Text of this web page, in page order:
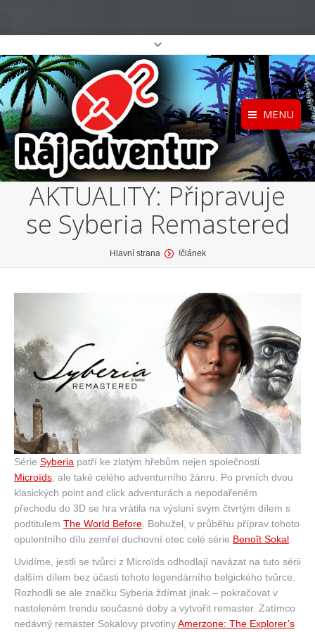
MENU
Registrace
Přihlášení
Profil
top
Home
O projektu
Katalog her
AKTUALITY: Připravuje
se Syberia Remastered
Hlavní strana !článek
Série Syberia patří ke zlatým hřebům nejen společnosti
Microïds, ale také celého adventurního žánru. Po prvních dvou
klasických point and click adventurách a nepodařeném
přechodu do 3D se hra vrátila na výsluní svým čtvrtým dílem s
podtitulem The World Before. Bohužel, v průběhu příprav tohoto
opulentního dílu zemřel duchovní otec celé série Benoît Sokal.
Uvidíme, jestli se tvůrci z Microïds odhodlají navázat na tuto sérii
dalším dílem bez účasti tohoto legendárního belgického tvůrce.
Rozhodli se ale značku Syberia ždímat jinak – pokračovat v
nastoleném trendu současné doby a vytvořit remaster. Zatímco
nedávný remaster Sokalovy prvotinyAmerzone: The Explorer’s